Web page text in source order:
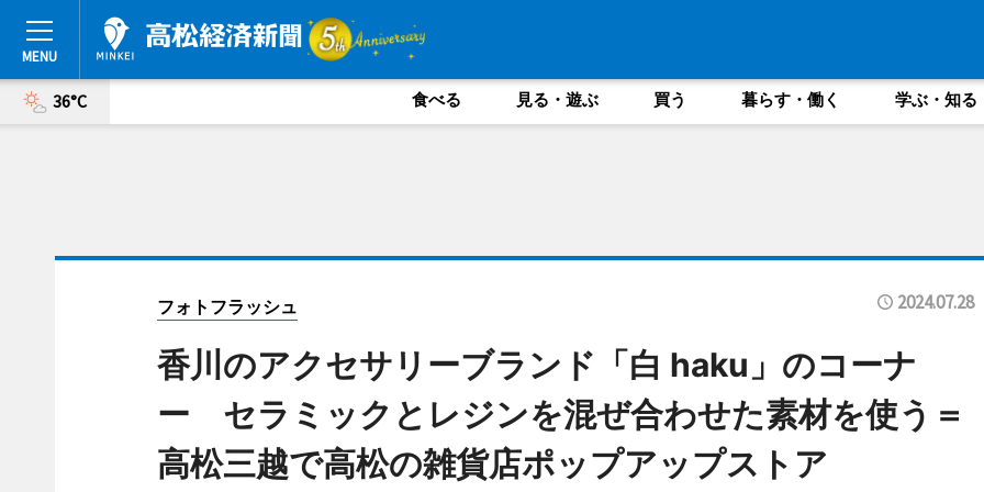
36°C 食べる 見る・遊ぶ 買う 暮らす・働く 学ぶ・知る
フォトフラッシュ 2024.07.28
香川のアクセサリーブランド「白 haku」のコーナ
ー セラミックとレジンを混ぜ合わせた素材を使う＝
高松三越で高松の雑貨店ポップアップストア